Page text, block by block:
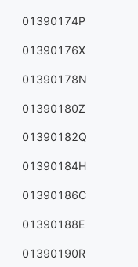
01390174P
01390176X
01390178N
01390180Z
01390182Q
01390184H
01390186C
01390188E
01390190R